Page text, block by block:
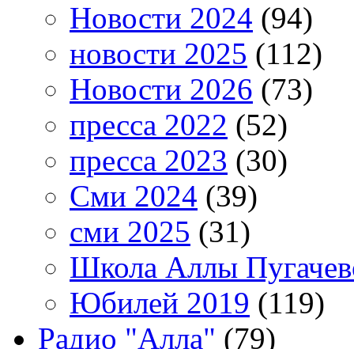
Новости 2024 (94)
новости 2025 (112)
Новости 2026 (73)
пресса 2022 (52)
пресса 2023 (30)
Сми 2024 (39)
сми 2025 (31)
Школа Аллы
Юбилей 2019 (119)
Радио "Алла" (79)